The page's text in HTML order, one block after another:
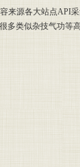
来源各大站点API
多类似杂技气功